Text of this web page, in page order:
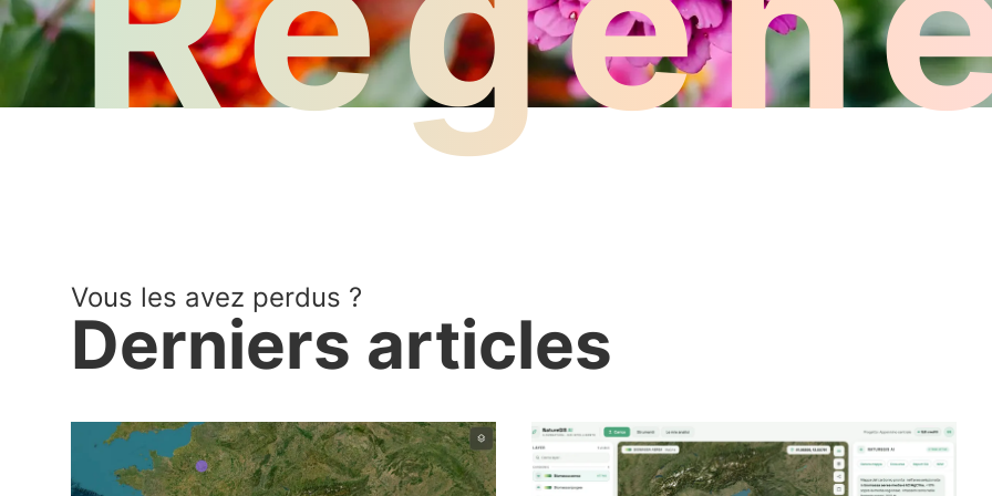
Vous les avez perdus ?
Derniers articles